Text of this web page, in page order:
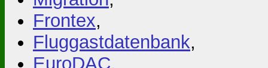
Frontex,
Fluggastdatenbank,
EuroDAC,